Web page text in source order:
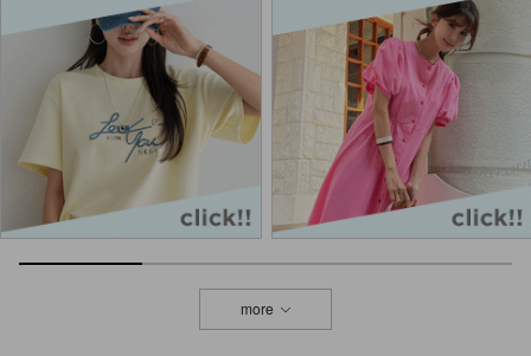
DM51-P-11/제트 와이드 데님팬츠
38,900 30,900 21%
DM41-P-02/셀린 투턱 슬랙스
29,900 17,900 40%
more